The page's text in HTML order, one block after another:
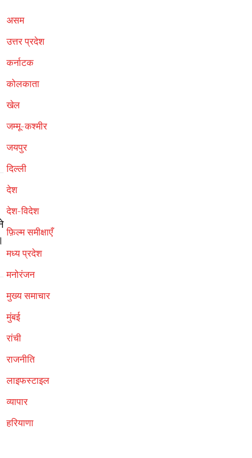
असम
उत्तर प्रदेश
कर्नाटक
कोलकाता
खेल
जम्मू-कश्मीर
जयपुर
दिल्ली
देश
देश-विदेश
फ़िल्म समीक्षाएँ
मध्य प्रदेश
मनोरंजन
मुख्य समाचार
मुंबई
रांची
राजनीति
लाइफस्टाइल
व्यापार
हरियाणा